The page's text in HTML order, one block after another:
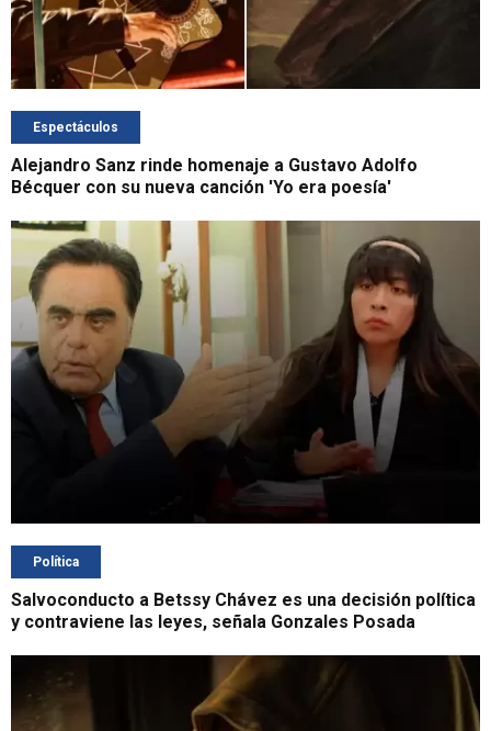
Espectáculos
Alejandro Sanz rinde homenaje a Gustavo Adolfo
Bécquer con su nueva canción 'Yo era poesía'
Política
Salvoconducto a Betssy Chávez es una decisión política
y contraviene las leyes, señala Gonzales Posada